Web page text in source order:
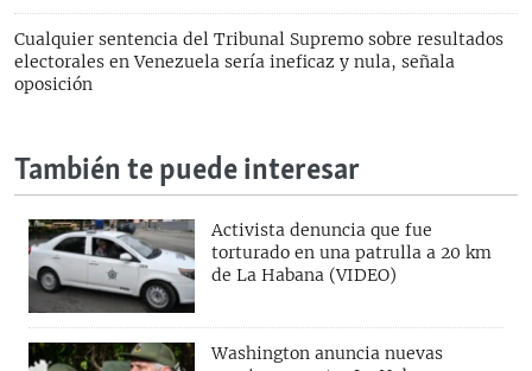
Cualquier sentencia del Tribunal Supremo sobre resultados
electorales en Venezuela sería ineficaz y nula, señala
oposición
También te puede interesar
Activista denuncia que fue
torturado en una patrulla a 20 km
de La Habana (VIDEO)
Washington anuncia nuevas